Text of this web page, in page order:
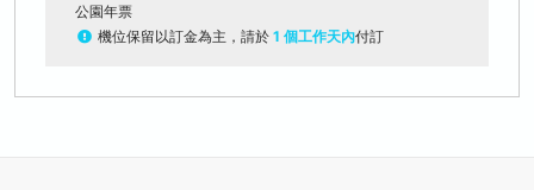
公園年票
機位保留以訂金為主，請於 1 個工作天內付訂